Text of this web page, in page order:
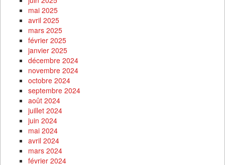
mai 2025
avril 2025
mars 2025
février 2025
janvier 2025
décembre 2024
novembre 2024
octobre 2024
septembre 2024
août 2024
juillet 2024
juin 2024
mai 2024
avril 2024
mars 2024
février 2024